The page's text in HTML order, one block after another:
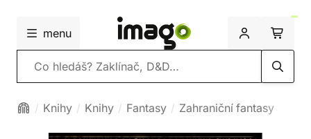
menu
Vyhledávání
Knihy Knihy Fantasy Zahraniční fantasy